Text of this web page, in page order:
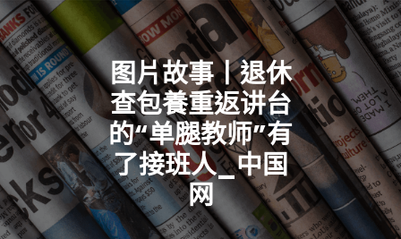
图片故事丨退休
查包養重返讲台
的“单腿教师”有
了接班人_中国
网